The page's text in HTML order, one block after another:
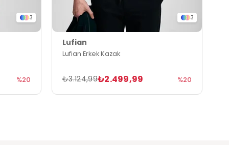
3
%20
3
Lufian
Lufian Erkek Kazak
₺2.499,99
₺3.124,99 %20